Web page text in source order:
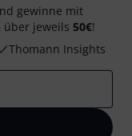
gewinne mit
über jeweils 50€!
Thomann Insights